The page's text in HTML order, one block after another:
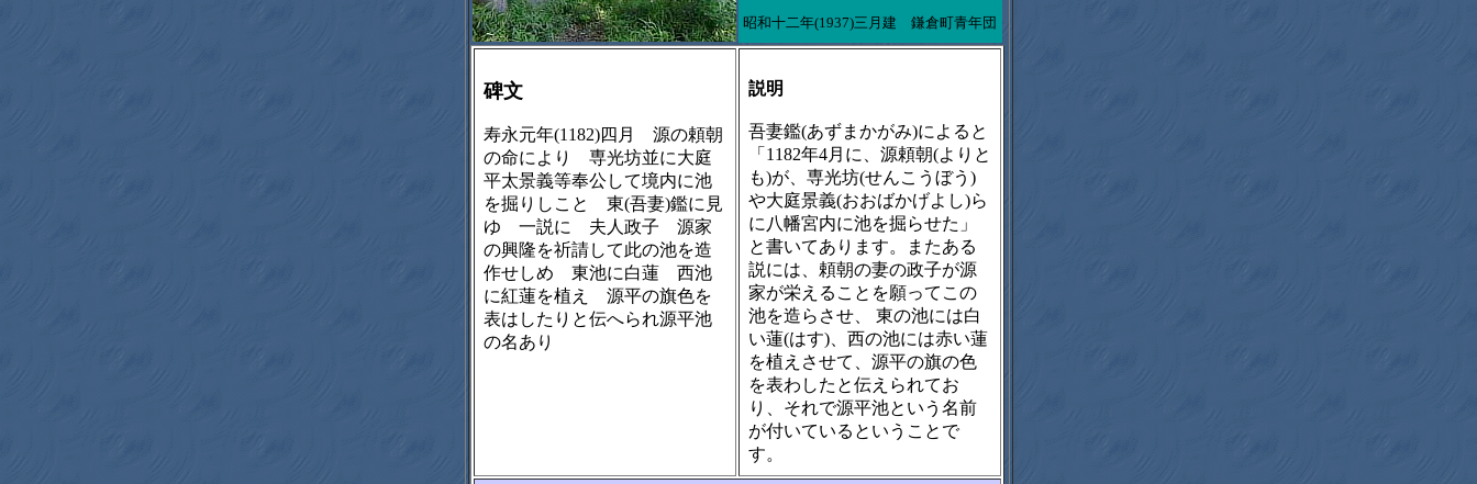
昭和十二年(1937)三月建 鎌倉町青年団
碑文
寿永元年(1182)四月 源の頼朝
の命により 専光坊並に大庭
平太景義等奉公して境内に池
を掘りしこと 東(吾妻)鑑に見
ゆ 一説に 夫人政子 源家
の興隆を祈請して此の池を造
作せしめ 東池に白蓮 西池
に紅蓮を植え 源平の旗色を
表はしたりと伝へられ源平池
の名あり
説明
吾妻鑑(あずまかがみ)によると
「1182年4月に、源頼朝(よりと
も)が、専光坊(せんこうぼう)
や大庭景義(おおばかげよし)ら
に八幡宮内に池を掘らせた」
と書いてあります。またある
説には、頼朝の妻の政子が源
家が栄えることを願ってこの
池を造らさせ、 東の池には白
い蓮(はす)、西の池には赤い蓮
を植えさせて、源平の旗の色
を表わしたと伝えられてお
り、それで源平池という名前
が付いているということで
す。